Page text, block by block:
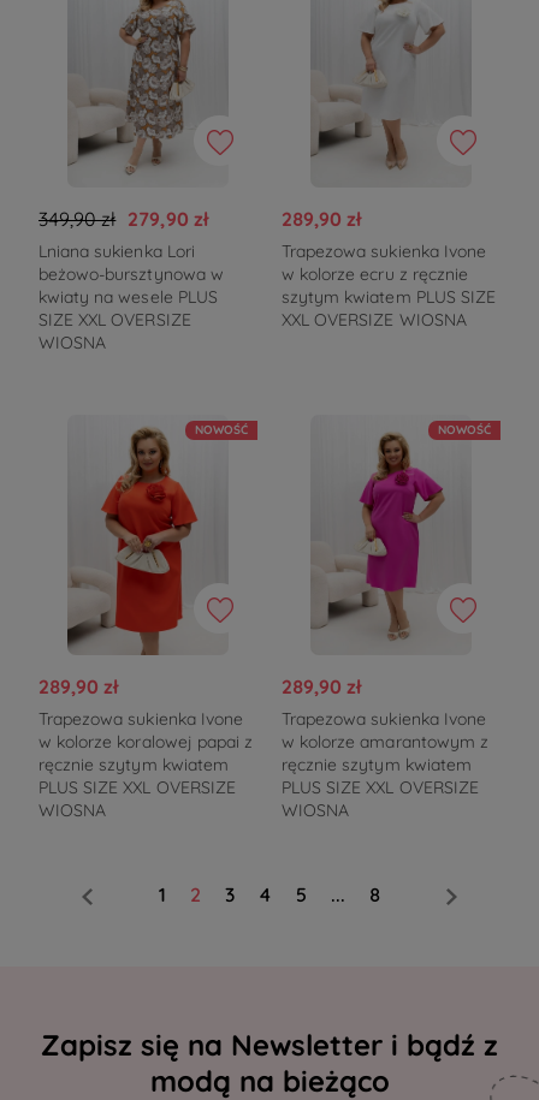
349,90 zł 279,90 zł
Lniana sukienka Lori
beżowo-bursztynowa w
kwiaty na wesele PLUS
SIZE XXL OVERSIZE
WIOSNA
289,90 zł
Trapezowa sukienka Ivone
w kolorze ecru z ręcznie
szytym kwiatem PLUS SIZE
XXL OVERSIZE WIOSNA
NOWOŚĆ
289,90 zł
Trapezowa sukienka Ivone
w kolorze koralowej papai z
ręcznie szytym kwiatem
PLUS SIZE XXL OVERSIZE
WIOSNA
NOWOŚĆ
289,90 zł
Trapezowa sukienka Ivone
w kolorze amarantowym z
ręcznie szytym kwiatem
PLUS SIZE XXL OVERSIZE
WIOSNA
1 2 3 4 5 ... 8
Zapisz się na Newsletter i bądź z
modą na bieżąco